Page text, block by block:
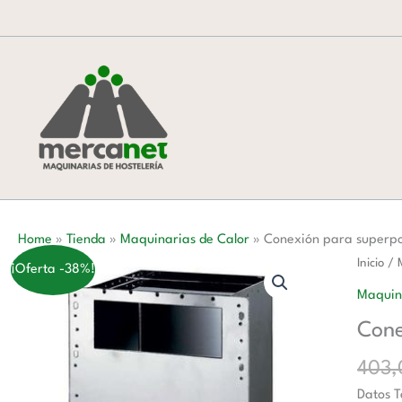
al
Home » Tienda » Maquinarias de Calor » Conexión para
¡Oferta -38%! Inicio /
Datos
de